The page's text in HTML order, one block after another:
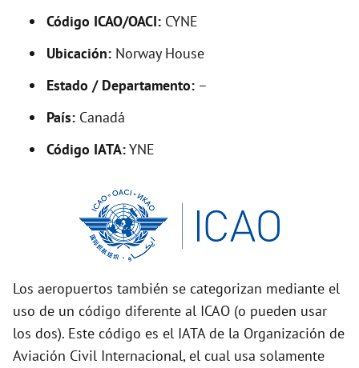
y
V
e
o
Código ICAO/OACI: CYNE
Ubicación: Norway House
Estado / Departamento: –
País: Canadá
Código IATA:YNE
Los aeropuertos también se categorizan mediante el
uso de un código diferente al ICAO (o pueden usar
los dos). Este código es el IATA de la Organización de
Aviación Civil Internacional, el cual usa solamente